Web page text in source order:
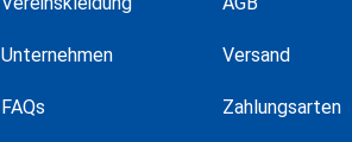
Unternehmen
FAQs
Versand
Zahlungsarten